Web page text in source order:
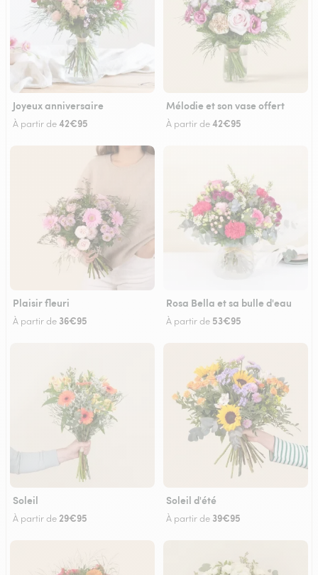
Joyeux anniversaire
À partir de42€95
Mélodie et son vase offert
À partir de42€95
Plaisir fleuri
À partir de 36€95
Rosa Bella et sa bulle d'eau
À partir de 53€95
Soleil
À partir de 29€95
Soleil d'été
À partir de 39€95